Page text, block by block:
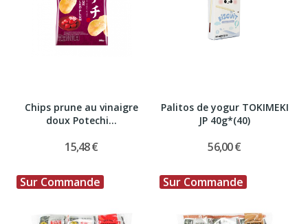
Chips prune au vinaigre
doux Potechi...
15,48 €
Palitos de yogur TOKIMEKI
JP 40g*(40)
56,00 €
Sur Commande Sur Commande